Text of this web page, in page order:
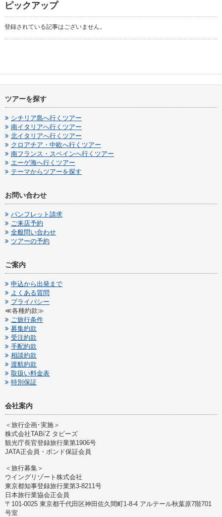
ピックアップ
登録されている記事はございません。
ツアーを探す
シチリア島へ行くツアー
南イタリアへ行くツアー
北イタリアへ行くツアー
クロアチア・中欧へ行くツアー
南フランス・スペインへ行くツアー
エーゲ海へ行くツアー
テーマからツアーを探す
お問い合わせ
パンフレット請求
ご来店予約
全般問い合わせ
ツアーの予約
ご案内
申込から出発まで
よくある質問
プライバシー
≪各種約款≫
ご旅行条件
募集約款
受注約款
手配約款
相談約款
渡航約款
取扱い料金表
特別保証
会社案内
＜旅行企画･実施＞
株式会社TABi’Z タビーズ
観光庁長官登録旅行業第1906号
JATA正会員・ボンド保証会員
＜旅行募集＞
ウイングリゾート株式会社
東京都知事登録旅行業第3-8211号
日本旅行業協会正会員
〒101-0025 東京都千代田区神田佐久間町1-8-4 アルテール秋葉原7階701
号室